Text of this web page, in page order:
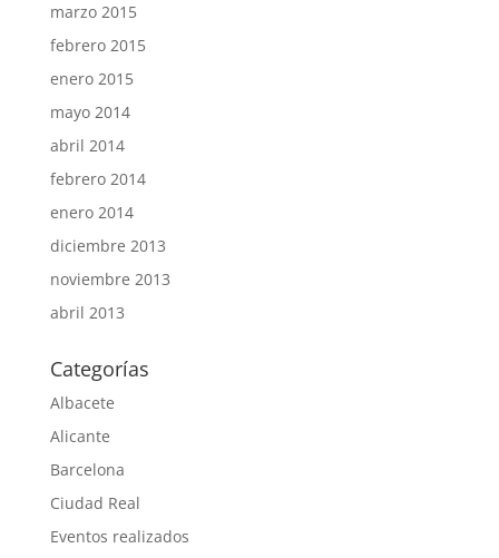
marzo 2015
febrero 2015
enero 2015
mayo 2014
abril 2014
febrero 2014
enero 2014
diciembre 2013
noviembre 2013
abril 2013
Categorías
Albacete
Alicante
Barcelona
Ciudad Real
Eventos realizados